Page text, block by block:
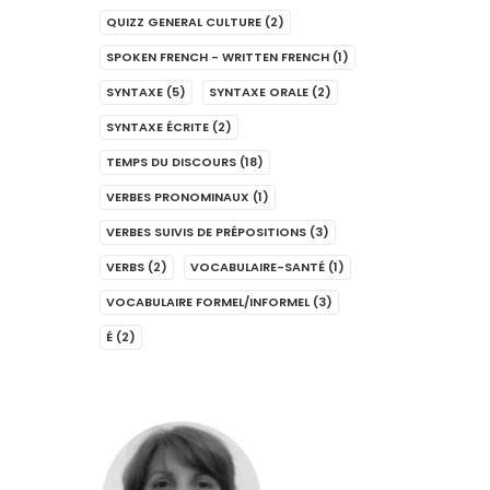
QUIZZ GENERAL CULTURE (2)
SPOKEN FRENCH - WRITTEN FRENCH (1)
SYNTAXE (5) SYNTAXE ORALE (2)
SYNTAXE ÉCRITE (2)
TEMPS DU DISCOURS (18)
VERBES PRONOMINAUX (1)
VERBES SUIVIS DE PRÉPOSITIONS (3)
VERBS (2) VOCABULAIRE-SANTÉ (1)
VOCABULAIRE FORMEL/INFORMEL (3)
É (2)